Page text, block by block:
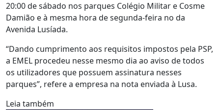
20:00 de sábado nos parques Colégio Militar e Cosme
Damião e à mesma hora de segunda-feira no da
Avenida Lusíada.
“Dando cumprimento aos requisitos impostos pela PSP,
a EMEL procedeu nesse mesmo dia ao aviso de todos
os utilizadores que possuem assinatura nesses
parques”, refere a empresa na nota enviada à Lusa.
Leia também